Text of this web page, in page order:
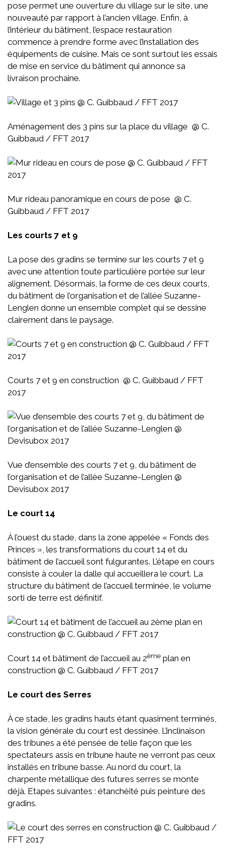
pose permet une ouverture du village sur le site, une
nouveauté par rapport à l’ancien village. Enfin, à
l’intérieur du bâtiment, l’espace restauration
commence à prendre forme avec l’installation des
équipements de cuisine. Mais ce sont surtout les essais
de mise en service du bâtiment qui annonce sa
livraison prochaine.
Aménagement des 3 pins sur la place du village @ C.
Guibbaud / FFT 2017
Mur rideau panoramique en cours de pose @ C.
Guibbaud / FFT 2017
Les courts 7 et 9
La pose des gradins se termine sur les courts 7 et 9
avec une attention toute particulière portée sur leur
alignement. Désormais, la forme de ces deux courts,
du bâtiment de l’organisation et de l’allée Suzanne-
Lenglen donne un ensemble complet qui se dessine
clairement dans le paysage.
Courts 7 et 9 en construction @ C. Guibbaud / FFT
2017
Vue d’ensemble des courts 7 et 9, du bâtiment de
l’organisation et de l’allée Suzanne-Lenglen @
Devisubox 2017
Le court 14
À l’ouest du stade, dans la zone appelée « Fonds des
Princes », les transformations du court 14 et du
bâtiment de l’accueil sont fulgurantes. L’étape en cours
consiste à couler la dalle qui accueillera le court. La
structure du bâtiment de l’accueil terminée, le volume
sorti de terre est définitif.
Court 14 et bâtiment de l’accueil au 2ème plan en
construction @ C. Guibbaud / FFT 2017
Le court des Serres
À ce stade, les gradins hauts étant quasiment terminés,
la vision générale du court est dessinée. L’inclinaison
des tribunes a été pensée de telle façon que les
spectateurs assis en tribune haute ne verront pas ceux
installés en tribune basse. Au nord du court, la
charpente métallique des futures serres se monte
déjà. Etapes suivantes : étanchéité puis peinture des
gradins.